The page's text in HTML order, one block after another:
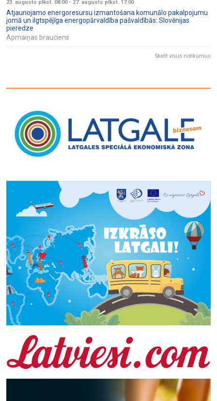
23. augusts plkst. 08:00- 27. augusts plkst. 17:00
Atjaunojamo energoresursu izmantošana komunālo pakalpojumu
jomā un ilgtspējīga energopārvaldība pašvaldībās: Slovēnijas
pieredze
Apmaiņas brauciens
Skatīt visus notikumus